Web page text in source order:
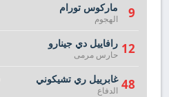
9 ماركوس تورام
الهجوم
12 رافاييل دي جينارو
حارس مرمى
48 غابرييل ري تشيكوني
الدفاع